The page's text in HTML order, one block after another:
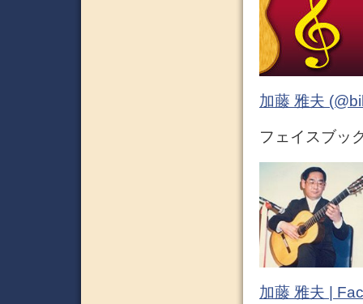
加藤 雅夫
フェイスブッ
加藤 雅夫 |